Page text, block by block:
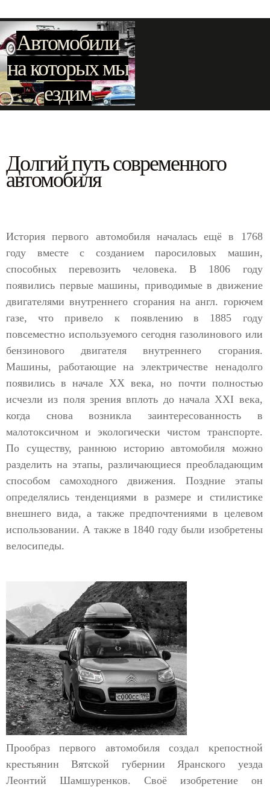
Автомобили
на которых мы
ездим
Долгий путь современного
автомобиля
История первого автомобиля началась ещё в 1768
году вместе с созданием паросиловых машин,
способных перевозить человека. В 1806 году
появились первые машины, приводимые в движение
двигателями внутреннего сгорания на англ. горючем
газе, что привело к появлению в 1885 году
повсеместно используемого сегодня газолинового или
бензинового двигателя внутреннего сгорания.
Машины, работающие на электричестве ненадолго
появились в начале XX века, но почти полностью
исчезли из поля зрения вплоть до начала XXI века,
когда снова возникла заинтересованность в
малотоксичном и экологически чистом транспорте.
По существу, раннюю историю автомобиля можно
разделить на этапы, различающиеся преобладающим
способом самоходного движения. Поздние этапы
определялись тенденциями в размере и стилистике
внешнего вида, а также предпочтениями в целевом
использовании. А также в 1840 году были изобретены
велосипеды.
Прообраз первого автомобиля создал крепостной
крестьянин Вятской губернии Яранского уезда
Леонтий Шамшуренков. Своё изобретение он